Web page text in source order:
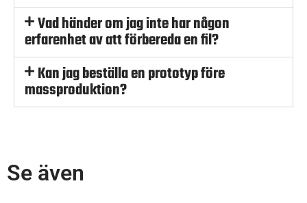
Vad händer om jag inte har någon
erfarenhet av att förbereda en fil?
Kan jag beställa en prototyp före
massproduktion?
Se även